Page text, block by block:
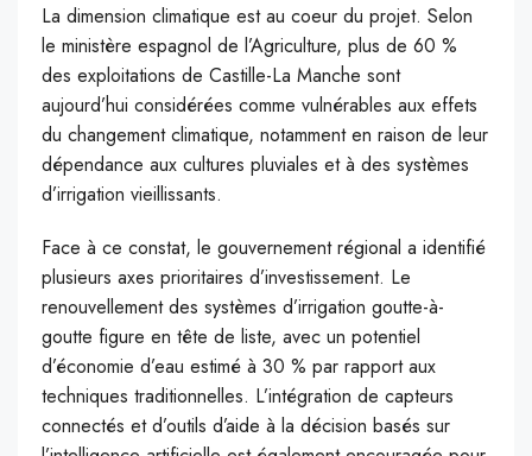
La dimension climatique est au coeur du projet. Selon
le ministère espagnol de l’Agriculture, plus de 60 %
des exploitations de Castille-La Manche sont
aujourd’hui considérées comme vulnérables aux effets
du changement climatique, notamment en raison de leur
dépendance aux cultures pluviales et à des systèmes
d’irrigation vieillissants.
Face à ce constat, le gouvernement régional a identifié
plusieurs axes prioritaires d’investissement. Le
renouvellement des systèmes d’irrigation goutte-à-
goutte figure en tête de liste, avec un potentiel
d’économie d’eau estimé à 30 % par rapport aux
techniques traditionnelles. L’intégration de capteurs
connectés et d’outils d’aide à la décision basés sur